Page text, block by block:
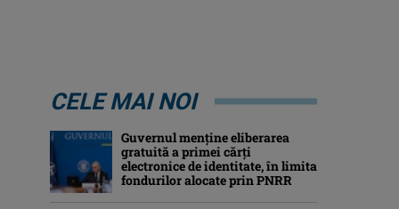
CELE MAI NOI
Guvernul menține eliberarea
gratuită a primei cărţi
electronice de identitate, în limita
fondurilor alocate prin PNRR